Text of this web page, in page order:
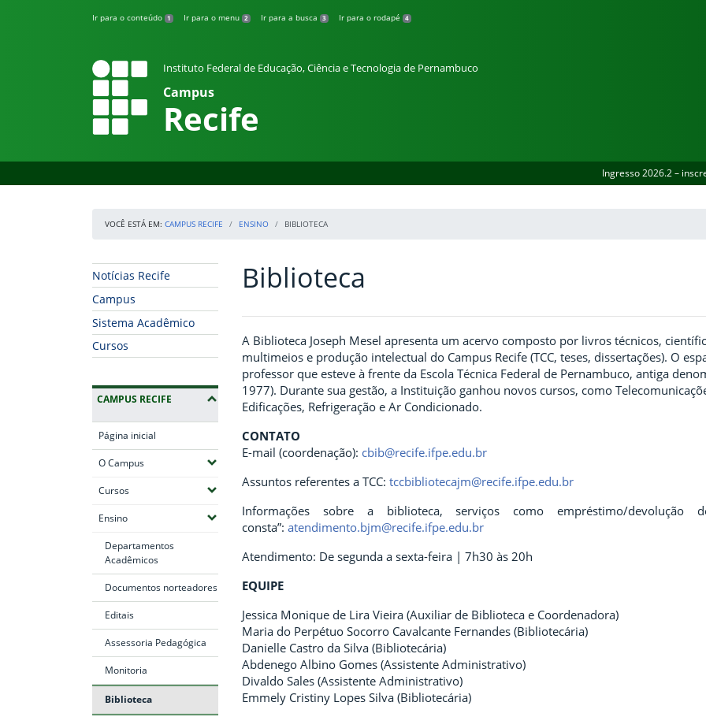
Ir para o conteúdo 1 Ir para o menu 2 Ir para a busca 3 Ir para o rodapé 4
Instituto Federal de Educação, Ciência e Tecnologia de Pernambuco
Campus
Recife
Ingresso 2026.2 –
VOCÊ ESTÁ EM: CAMPUS RECIFE ENSINO BIBLIOTECA
Início da navegação
Notícias Recife
Campus
Sistema Acadêmico
Cursos
CAMPUS RECIFE
Página inicial
O Campus(Expandir submenus)
Cursos(Expandir submenus)
Ensino(Expandir submenus)
Departamentos
Acadêmicos
Documentos norteadores
Editais
Assessoria Pedagógica
Monitoria
Biblioteca
Início do conteúdo
Biblioteca
A Biblioteca Joseph Mesel apresenta um acervo composto por livros técnicos,
multimeios e produção intelectual do Campus Recife (TCC, teses, dissertações). O
professor que esteve à frente da Escola Técnica Federal de Pernambuco, antiga
1977). Durante sua gestão, a Instituição ganhou novos cursos, como
Edificações, Refrigeração e Ar Condicionado.
CONTATO
E-mail (coordenação): cbib@recife.ifpe.edu.br
Assuntos referentes a TCC: tccbibliotecajm@recife.ifpe.edu.br
Informações sobre a biblioteca, serviços como empréstimo/
consta”: atendimento.bjm@recife.ifpe.edu.br
Atendimento: De segunda a sexta-feira | 7h30 às 20h
EQUIPE
Jessica Monique de Lira Vieira (Auxiliar de Biblioteca e Coordenadora)
Maria do Perpétuo Socorro Cavalcante Fernandes (Bibliotecária)
Danielle Castro da Silva (Bibliotecária)
Abdenego Albino Gomes (Assistente Administrativo)
Divaldo Sales (Assistente Administrativo)
Emmely Cristiny Lopes Silva (Bibliotecária)